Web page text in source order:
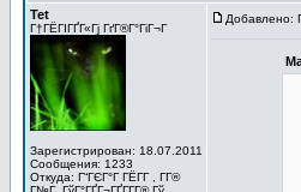
Tet
Г†ГЁГІГҐГ«Гј ГґГ®Г°ГіГ¬Г
Зарегистрирован: 18.07.2011
Сообщения: 1233
Откуда: Г“ГЄГ°Г ГЁГ­Г , Г­Г®
Добавлено: